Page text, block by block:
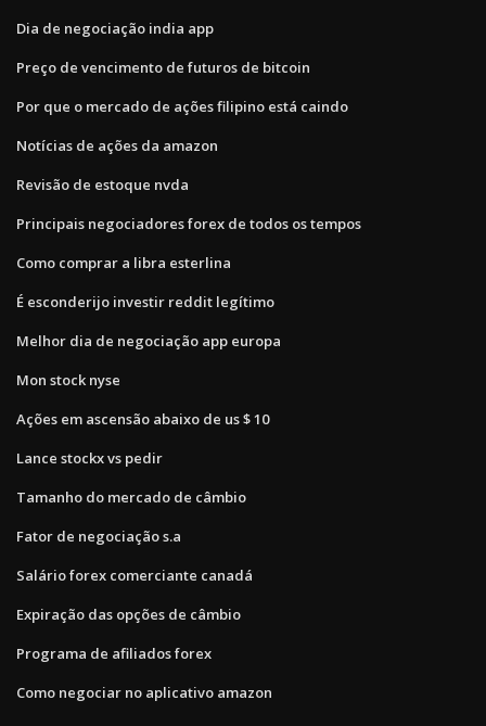
Dia de negociação india app
Preço de vencimento de futuros de bitcoin
Por que o mercado de ações filipino está caindo
Notícias de ações da amazon
Revisão de estoque nvda
Principais negociadores forex de todos os tempos
Como comprar a libra esterlina
É esconderijo investir reddit legítimo
Melhor dia de negociação app europa
Mon stock nyse
Ações em ascensão abaixo de us $ 10
Lance stockx vs pedir
Tamanho do mercado de câmbio
Fator de negociação s.a
Salário forex comerciante canadá
Expiração das opções de câmbio
Programa de afiliados forex
Como negociar no aplicativo amazon